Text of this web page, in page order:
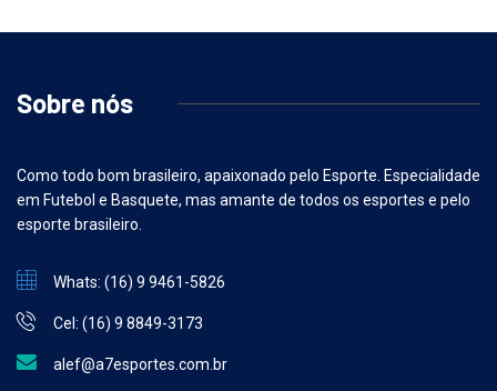
Sobre nós
Como todo bom brasileiro, apaixonado pelo Esporte. Especialidade
em Futebol e Basquete, mas amante de todos os esportes e pelo
esporte brasileiro.
Whats: (16) 9 9461-5826
Cel: (16) 9 8849-3173
alef@a7esportes.com.br